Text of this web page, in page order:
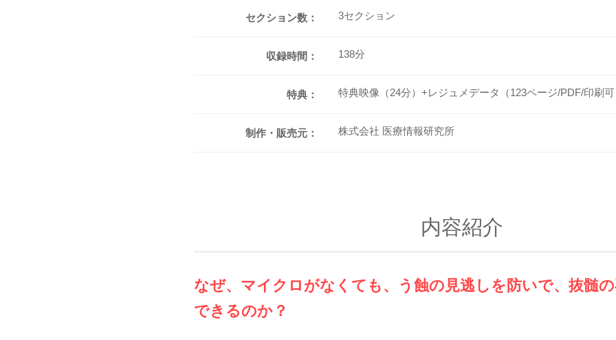
セクション数： 3セクション
収録時間： 138分
特典： 特典映像（24分）+レジュメデータ（123ページ/PDF/印刷
制作・販売元： 株式会社 医療情報研究所
内容紹介
なぜ、マイクロがなくても、う蝕の見逃しを防いで、抜髄
できるのか？